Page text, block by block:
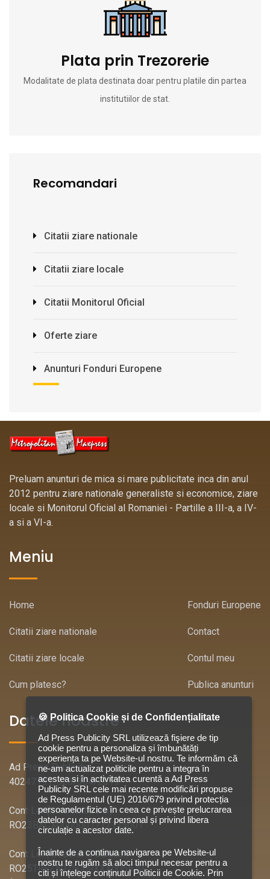
Plata prin Trezorerie
Modalitate de plata destinata doar pentru platile din partea
institutiilor de stat.
Recomandari
Citatii ziare nationale
Citatii ziare locale
Citatii Monitorul Oficial
Oferte ziare
Anunturi Fonduri Europene
Preluam anunturi de mica si mare publicitate inca din anul
2012 pentru ziare nationale generaliste si economice, ziare
locale si Monitorul Oficial al Romaniei - Partille a III-a, a IV-
a si a VI-a.
Meniu
Home
Citatii ziare nationale
Citatii ziare locale
Cum platesc?
Fonduri Europene
Contact
Contul meu
Publica anunturi
Datele noastre
Ad Press Publicity
40247191, J28/304/2019
Cont Lei (Unicredit Bank):
RO23BACX0000001772135001
Cont Lei (Trezoreria Caracal):
RO25TREZ5075069XXX005570
🍪 Politica Cookie și de Confidențialitate
Ad Press Publicity SRL utilizează fişiere de tip
cookie pentru a personaliza și îmbunătăți
experiența ta pe Website-ul nostru. Te informăm că
ne-am actualizat politicile pentru a integra în
acestea si în activitatea curentă a Ad Press
Publicity SRL cele mai recente modificări propuse
de Regulamentul (UE) 2016/679 privind protecția
persoanelor fizice în ceea ce privește prelucrarea
datelor cu caracter personal și privind libera
circulație a acestor date.
Înainte de a continua navigarea pe Website-ul
nostru te rugăm să aloci timpul necesar pentru a
citi și înțelege conținutul Politicii de Cookie. Prin